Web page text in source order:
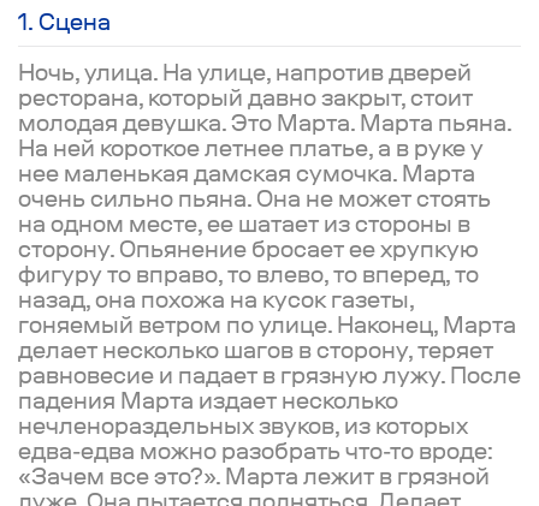
1. Cцена
Ночь, улица. На улице, напротив дверей
ресторана, который давно закрыт, стоит
молодая девушка. Это Марта. Марта пьяна.
На ней короткое летнее платье, а в руке у
нее маленькая дамская сумочка. Марта
очень сильно пьяна. Она не может стоять
на одном месте, ее шатает из стороны в
сторону. Опьянение бросает ее хрупкую
фигуру то вправо, то влево, то вперед, то
назад, она похожа на кусок газеты,
гоняемый ветром по улице. Наконец, Марта
делает несколько шагов в сторону, теряет
равновесие и падает в грязную лужу. После
падения Марта издает несколько
нечленораздельных звуков, из которых
едва-едва можно разобрать что-то вроде:
«Зачем все это?». Марта лежит в грязной